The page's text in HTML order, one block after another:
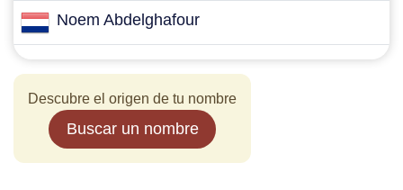
Noem Abdelghafour
Descubre el origen de tu nombre
Buscar un nombre